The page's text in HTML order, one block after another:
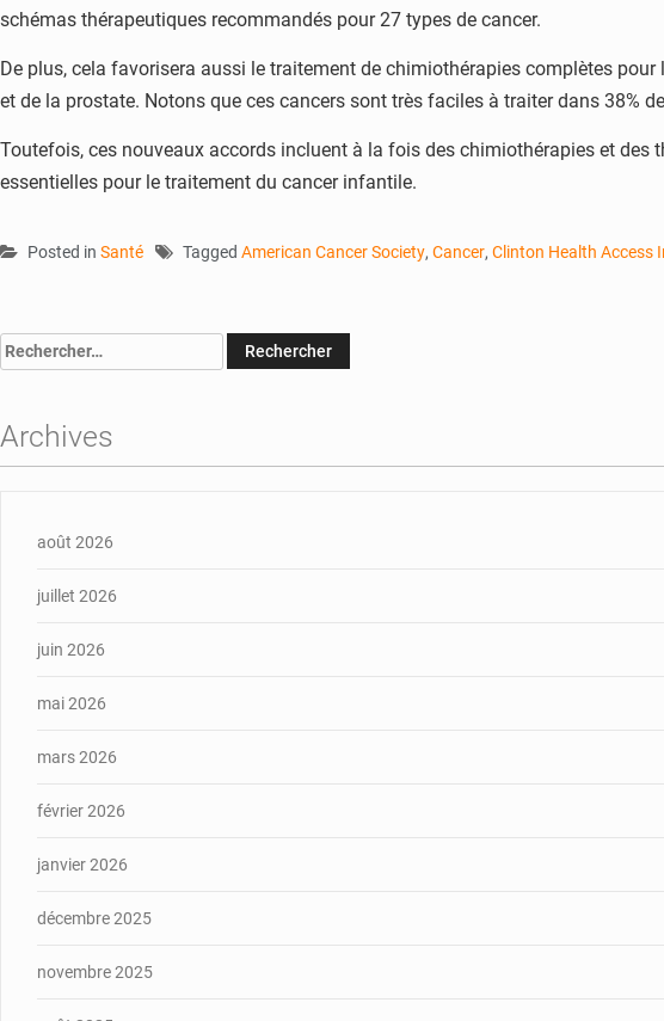
schémas thérapeutiques recommandés pour 27 types de cancer.
De plus, cela favorisera aussi le traitement de chimiothérapies complètes
et de la prostate. Notons que ces cancers sont très faciles à traiter dans 38%
Toutefois, ces nouveaux accords incluent à la fois des chimiothérapies et
essentielles pour le traitement du cancer infantile.
Posted in Santé Tagged American Cancer Society, Cancer, Clinton Health Access
Rechercher :
Archives
août 2026
juillet 2026
juin 2026
mai 2026
mars 2026
février 2026
janvier 2026
décembre 2025
novembre 2025